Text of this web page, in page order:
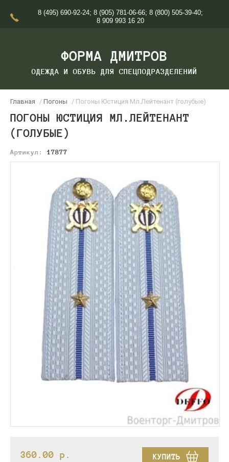
8 (495) 690-92-24; 8 (905) 781-06-66; 8 (800) 505-39-40;
8 909 993 16 20
ФОРМА ДМИТРОВ
ОДЕЖДА И ОБУВЬ ДЛЯ СПЕЦПОДРАЗДЕЛЕНИЙ
Главная / Погоны / Погоны Юстиция Мл.Лейтенант (голубые)
ПОГОНЫ ЮСТИЦИЯ МЛ.ЛЕЙТЕНАНТ
(ГОЛУБЫЕ)
Артикул: 17877
360.00 p. КУПИТЬ